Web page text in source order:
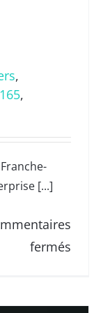
,
,
[...]
fermés